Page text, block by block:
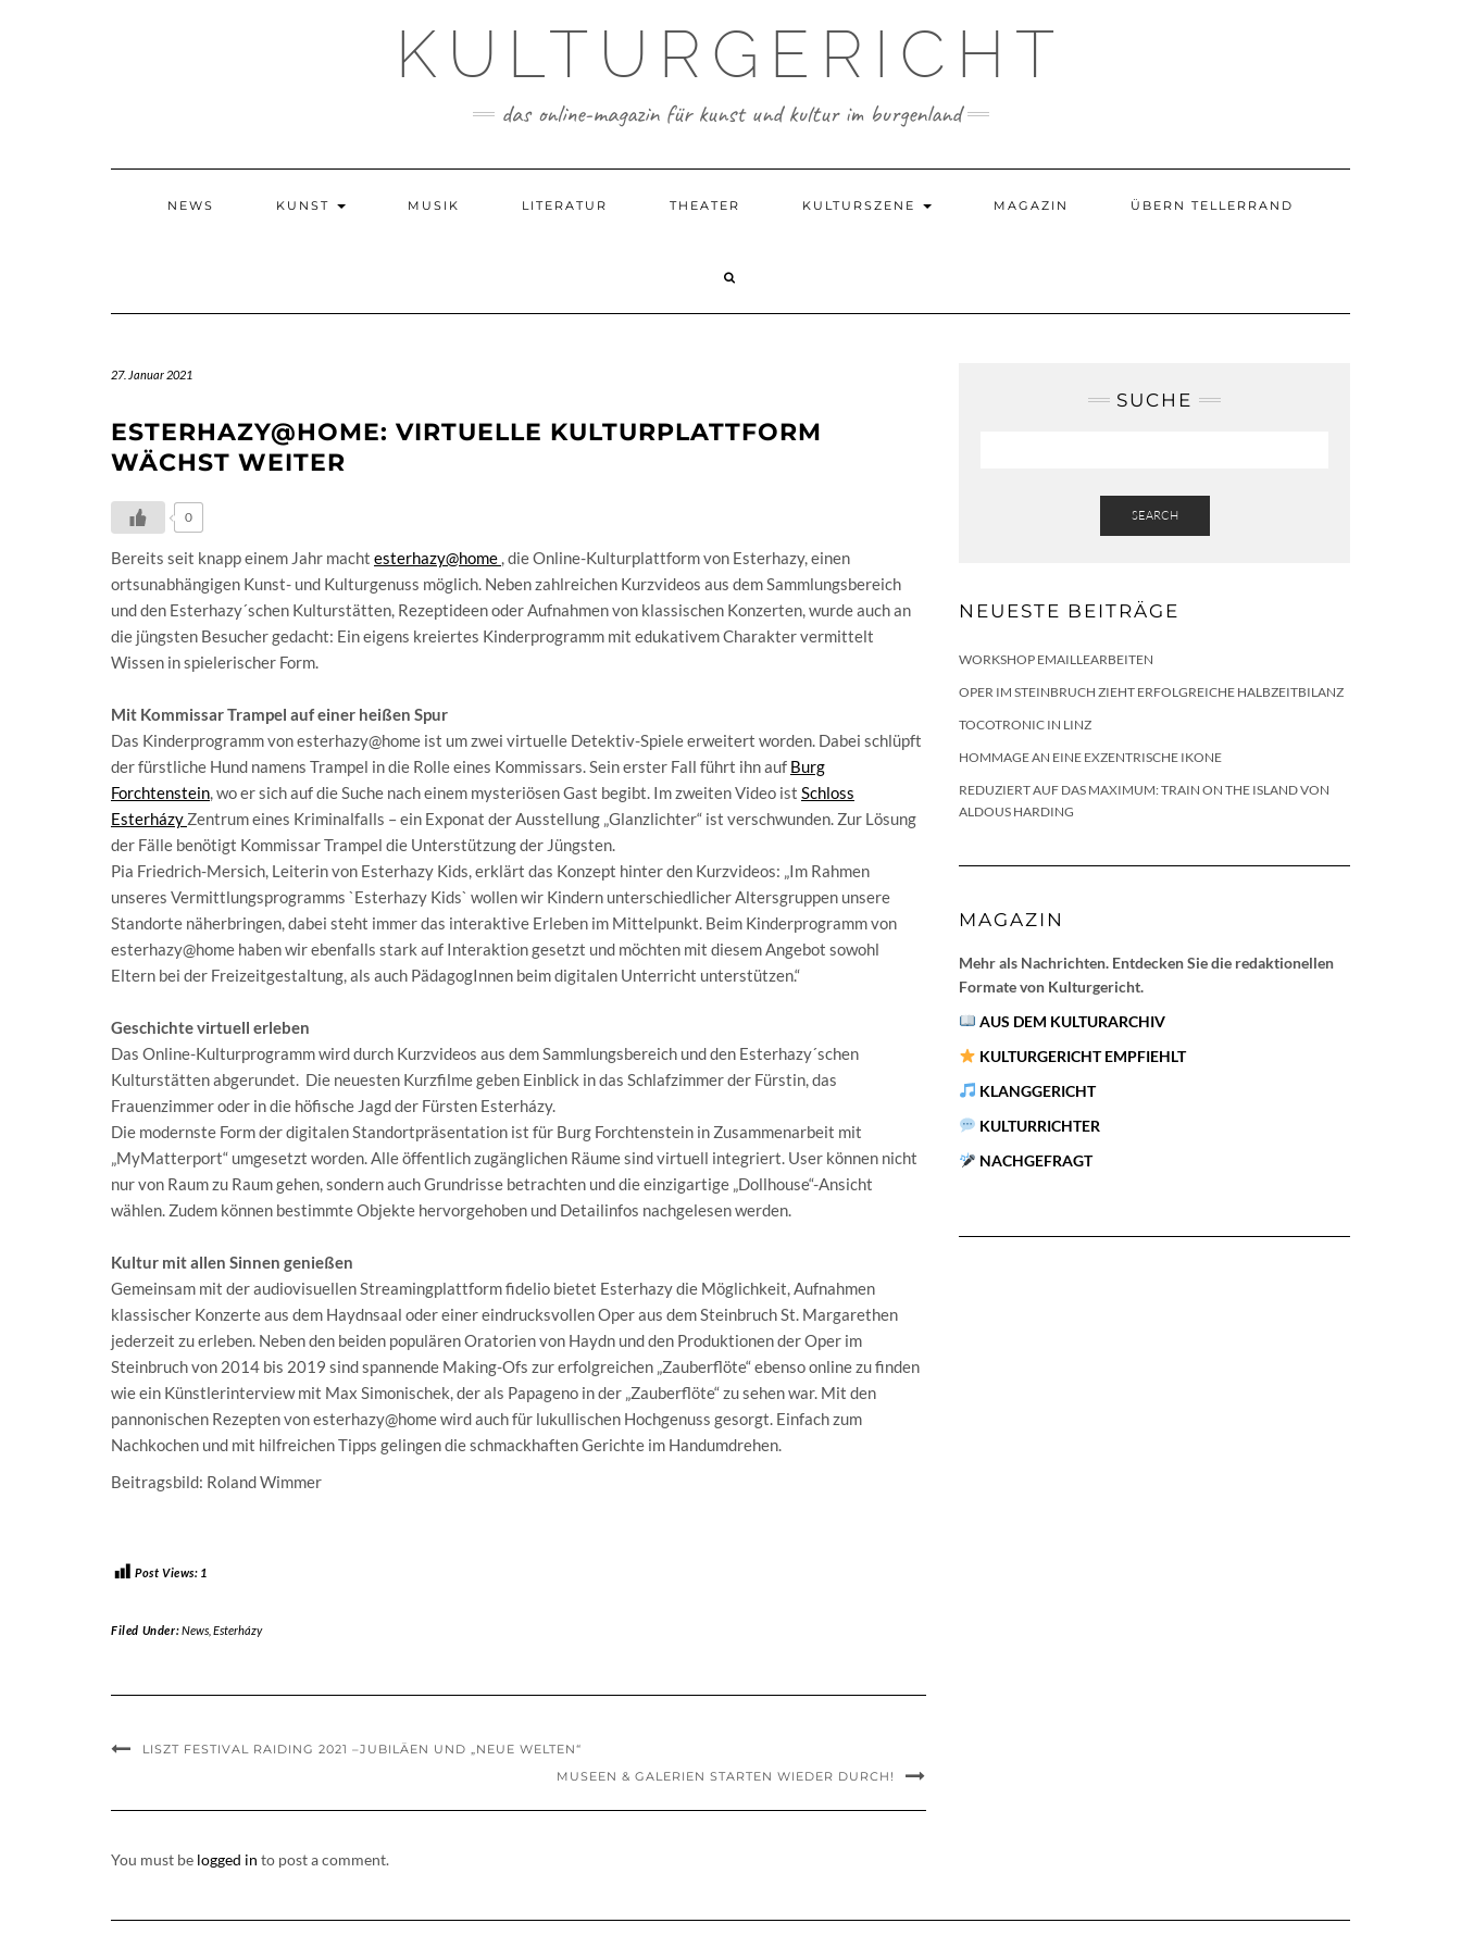
KULTURGERICHT
das online-magazin für kunst und kultur im burgenland
NEWS KUNST MUSIK LITERATUR THEATER KULTURSZENE MAGAZIN ÜBERN TELLERRAND
27. Januar 2021
ESTERHAZY@HOME: VIRTUELLE KULTURPLATTFORM
WÄCHST WEITER
0
Bereits seit knapp einem Jahr macht esterhazy@home , die Online-Kulturplattform von Esterhazy, einen
ortsunabhängigen Kunst- und Kulturgenuss möglich. Neben zahlreichen Kurzvideos aus dem Sammlungsbereich
und den Esterhazy´schen Kulturstätten, Rezeptideen oder Aufnahmen von klassischen Konzerten, wurde auch an
die jüngsten Besucher gedacht: Ein eigens kreiertes Kinderprogramm mit edukativem Charakter vermittelt
Wissen in spielerischer Form.
Mit Kommissar Trampel auf einer heißen Spur
Das Kinderprogramm von esterhazy@home ist um zwei virtuelle Detektiv-Spiele erweitert worden. Dabei schlüpft
der fürstliche Hund namens Trampel in die Rolle eines Kommissars. Sein erster Fall führt ihn auf Burg
Forchtenstein, wo er sich auf die Suche nach einem mysteriösen Gast begibt. Im zweiten Video ist Schloss
Esterházy Zentrum eines Kriminalfalls – ein Exponat der Ausstellung „Glanzlichter“ ist verschwunden. Zur Lösung
der Fälle benötigt Kommissar Trampel die Unterstützung der Jüngsten.
Pia Friedrich-Mersich, Leiterin von Esterhazy Kids, erklärt das Konzept hinter den Kurzvideos: „Im Rahmen
unseres Vermittlungsprogramms `Esterhazy Kids` wollen wir Kindern unterschiedlicher Altersgruppen unsere
Standorte näherbringen, dabei steht immer das interaktive Erleben im Mittelpunkt. Beim Kinderprogramm von
esterhazy@home haben wir ebenfalls stark auf Interaktion gesetzt und möchten mit diesem Angebot sowohl
Eltern bei der Freizeitgestaltung, als auch PädagogInnen beim digitalen Unterricht unterstützen.“
Geschichte virtuell erleben
Das Online-Kulturprogramm wird durch Kurzvideos aus dem Sammlungsbereich und den Esterhazy´schen
Kulturstätten abgerundet. Die neuesten Kurzfilme geben Einblick in das Schlafzimmer der Fürstin, das
Frauenzimmer oder in die höfische Jagd der Fürsten Esterházy.
Die modernste Form der digitalen Standortpräsentation ist für Burg Forchtenstein in Zusammenarbeit mit
„MyMatterport“ umgesetzt worden. Alle öffentlich zugänglichen Räume sind virtuell integriert. User können nicht
nur von Raum zu Raum gehen, sondern auch Grundrisse betrachten und die einzigartige „Dollhouse“-Ansicht
wählen. Zudem können bestimmte Objekte hervorgehoben und Detailinfos nachgelesen werden.
Kultur mit allen Sinnen genießen
Gemeinsam mit der audiovisuellen Streamingplattform fidelio bietet Esterhazy die Möglichkeit, Aufnahmen
klassischer Konzerte aus dem Haydnsaal oder einer eindrucksvollen Oper aus dem Steinbruch St. Margarethen
jederzeit zu erleben. Neben den beiden populären Oratorien von Haydn und den Produktionen der Oper im
Steinbruch von 2014 bis 2019 sind spannende Making-Ofs zur erfolgreichen „Zauberflöte“ ebenso online zu finden
wie ein Künstlerinterview mit Max Simonischek, der als Papageno in der „Zauberflöte“ zu sehen war. Mit den
pannonischen Rezepten von esterhazy@home wird auch für lukullischen Hochgenuss gesorgt. Einfach zum
Nachkochen und mit hilfreichen Tipps gelingen die schmackhaften Gerichte im Handumdrehen.
Beitragsbild: Roland Wimmer
Post Views: 1
Filed Under:News, Esterházy
LISZT FESTIVAL RAIDING 2021 –JUBILÄEN UND „NEUE WELTEN“
MUSEEN & GALERIEN STARTEN WIEDER DURCH!
You must be logged in to post a comment.
SUCHE
SEARCH
NEUESTE BEITRÄGE
WORKSHOP EMAILLEARBEITEN
OPER IM STEINBRUCH ZIEHT ERFOLGREICHE HALBZEITBILANZ
TOCOTRONIC IN LINZ
HOMMAGE AN EINE EXZENTRISCHE IKONE
REDUZIERT AUF DAS MAXIMUM: TRAIN ON THE ISLAND VON
ALDOUS HARDING
MAGAZIN
Mehr als Nachrichten. Entdecken Sie die redaktionellen
Formate von Kulturgericht.
AUS DEM KULTURARCHIV
KULTURGERICHT EMPFIEHLT
KLANGGERICHT
KULTURRICHTER
NACHGEFRAGT